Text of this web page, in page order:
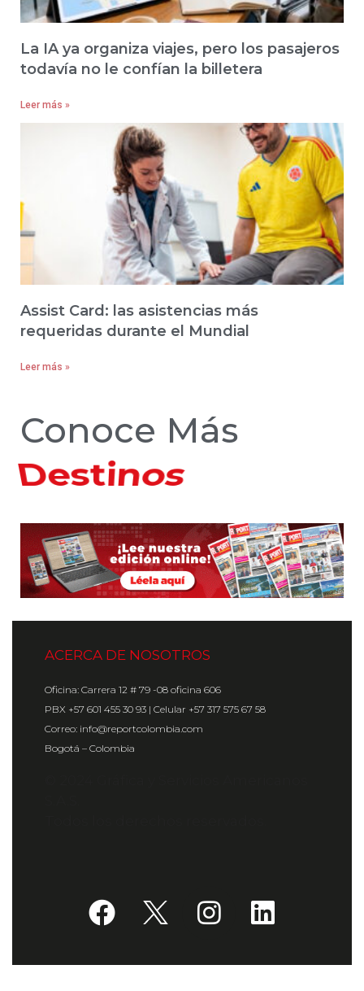
La IA ya organiza viajes, pero los pasajeros
todavía no le confían la billetera
Leer más »
Assist Card: las asistencias más
requeridas durante el Mundial
Leer más »
Conoce Más
Hoteles
ACERCA DE NOSOTROS
Oficina: Carrera 12 # 79 -08 oficina 606
PBX +57 601 455 30 93 | Celular +57 317 575 67 58
Correo: info@reportcolombia.com
Bogotá – Colombia